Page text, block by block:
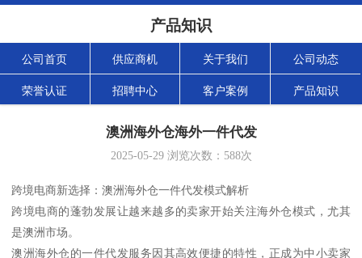
产品知识
公司首页 供应商机 关于我们 公司动态
荣誉认证 招聘中心 客户案例 产品知识
澳洲海外仓海外一件代发
2025-05-29浏览次数： 588次
跨境电商新选择：澳洲海外仓一件代发模式解析
跨境电商的蓬勃发展让越来越多的卖家开始关注海外仓模式，尤其
是澳洲市场。
澳洲海外仓的一件代发服务因其高效便捷的特性，正成为中小卖家